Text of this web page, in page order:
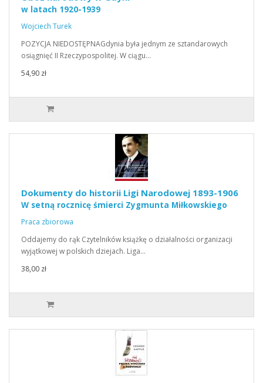
w latach 1920-1939
Wojciech Turek
POZYCJA NIEDOSTĘPNAGdynia była jednym ze sztandarowych
osiągnięć II Rzeczypospolitej. W ciągu…
54,90 zł
Dokumenty do historii Ligi Narodowej 1893-1906
W setną rocznicę śmierci Zygmunta Miłkowskiego
Praca zbiorowa
Oddajemy do rąk Czytelników książkę o działalności organizacji
wyjątkowej w polskich dziejach. Liga…
38,00 zł